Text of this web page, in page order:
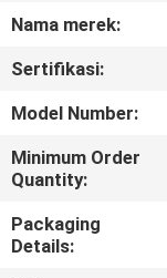
PABRIK
KONTROL
KUALITAS
Nama merek:
Sertifikasi:
Model Number:
Minimum Order
Quantity:
Packaging
Details: